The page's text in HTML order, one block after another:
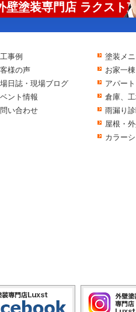
壁塗装専門店 ラクスト
事例
様の声
日誌・現場ブログ
ント情報
い合わせ
塗装メ
お家一
アパー
倉庫、
雨漏り
屋根・
カラー